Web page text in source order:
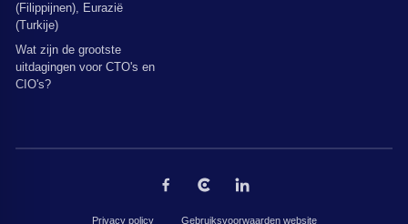
(Filippijnen), Eurazië
(Turkije)
Wat zijn de grootste
uitdagingen voor CTO's en
CIO's?
Privacy policy Gebruiksvoorwaarden website